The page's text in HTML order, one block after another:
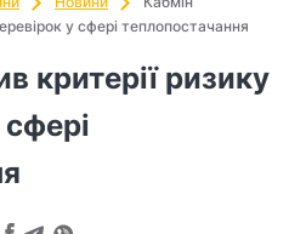
у сфері теплопостачання
критерії ризику